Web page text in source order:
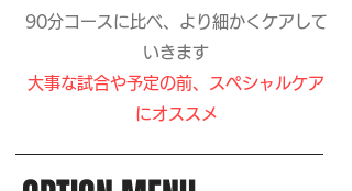
90分コースに比べ、より細かくケアして
いきます
​大事な試合や予定の前、スペシャルケア
にオススメ